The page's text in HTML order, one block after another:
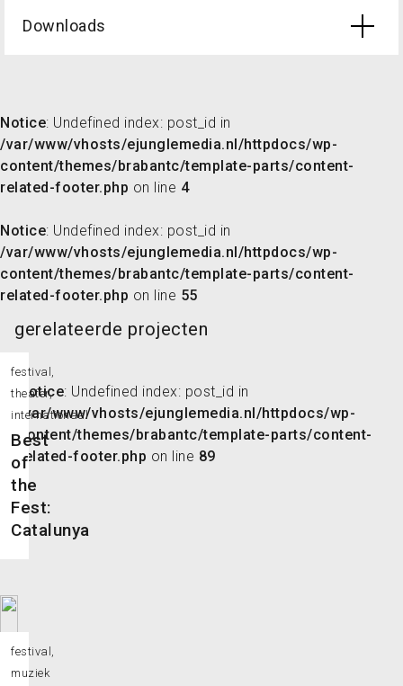
Downloads
Notice: Undefined index: post_id in
/var/www/vhosts/ejunglemedia.nl/httpdocs/wp-
content/themes/brabantc/template-parts/content-
related-footer.php on line 4
Notice: Undefined index: post_id in
/var/www/vhosts/ejunglemedia.nl/httpdocs/wp-
content/themes/brabantc/template-parts/content-
related-footer.php on line 55
gerelateerde projecten
festival,
theater,
internationaal
Best
of
the
Fest:
Catalunya
festival,
muziek
Notice: Undefined index: post_id in
/var/www/vhosts/ejunglemedia.nl/httpdocs/wp-
content/themes/brabantc/template-parts/content-
related-footer.php on line 89